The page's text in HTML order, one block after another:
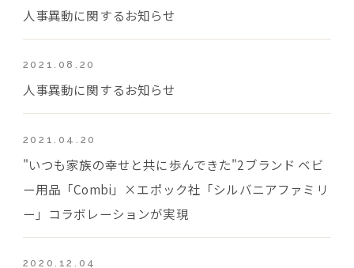
人事異動に関するお知らせ
2021.08.20
人事異動に関するお知らせ
2021.04.20
"いつも家族の幸せと共に歩んできた"2ブランド ベビ
ー用品「Combi」×エポック社「シルバニアファミリ
ー」コラボレーションが実現
2020.12.04